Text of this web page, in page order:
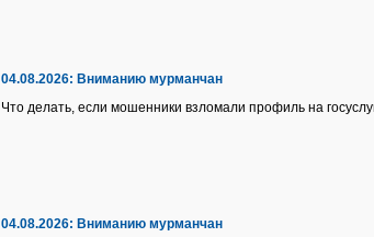
04.08.2026: Вниманию мурманчан
Что делать, если мошенники взломали профиль на
04.08.2026: Вниманию мурманчан